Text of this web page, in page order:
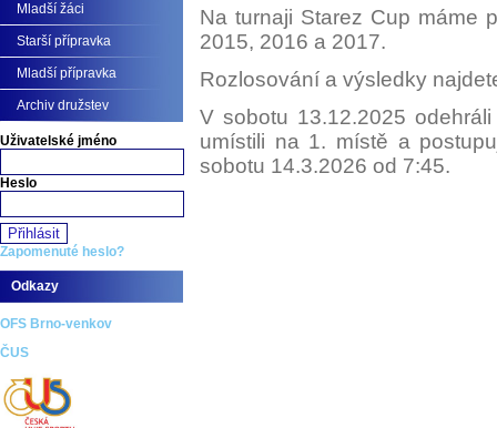
Na turnaji Starez Cup máme
2015, 2016 a 2017.
Rozlosování a výsledky
V sobotu 13.12.2025
umístili na 1. místě a
sobotu 14.3.2026 od 7:45.
Mladší žáci
Starší přípravka
Mladší přípravka
Archiv družstev
Uživatelské jméno
Heslo
Zapomenuté heslo?
Odkazy
OFS Brno-venkov
ČUS